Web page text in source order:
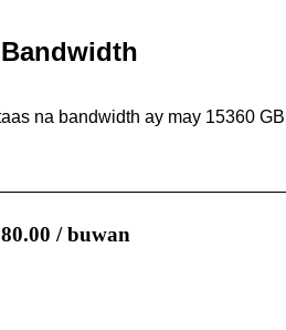
na bandwidth ay may 15360
/ buwan